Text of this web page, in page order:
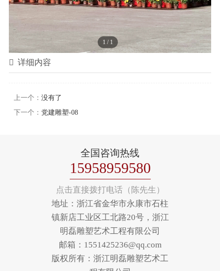
1 / 1
详细内容
上一个： 没有了
下一个： 党建雕塑-08
全国咨询热线
15958959580
点击直接拨打电话（陈先生）
地址：浙江省金华市永康市石柱
镇新店工业区工北路20号，浙江
明磊雕塑艺术工程有限公司
邮箱：1551425236@qq.com
版权所有：浙江明磊雕塑艺术工